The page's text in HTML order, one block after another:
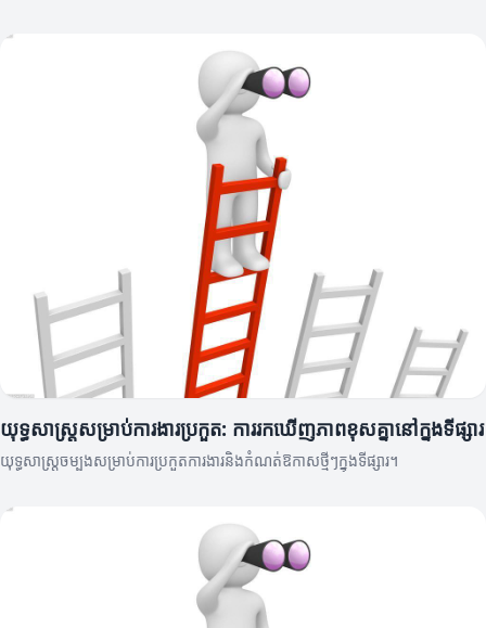
យុទ្ធសាស្ត្រសម្រាប់ការងារប្រកួត: ការរកឃើញភាពខុសគ្នានៅក្នុងទីផ្សារ
យុទ្ធសាស្ត្រចម្បងសម្រាប់ការប្រកួតការងារនិងកំណត់ឱកាសថ្មីៗក្នុងទីផ្សារ។